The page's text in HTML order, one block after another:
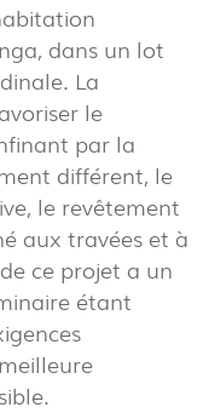
dans un lot
La
le
par la
différent, le
le revêtement
aux travées et à
ce projet a un
étant